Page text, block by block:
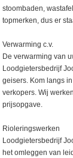
stoombaden,
topmerken, dus er
Verwarming c.v.
De verwarming van
Loodgietersbedrijf
geisers. Kom langs
verkopers. Wij
prijsopgave.
Rioleringswerken
Loodgietersbedrijf
het omleggen van